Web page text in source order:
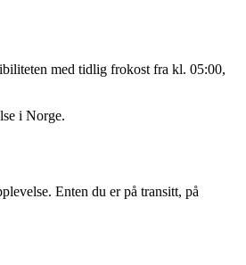
med tidlig frokost fra kl. 05:00,
i Norge.
Enten du er på transitt, på